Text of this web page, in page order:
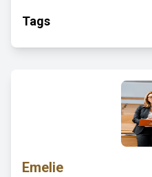
Tags
Emelie